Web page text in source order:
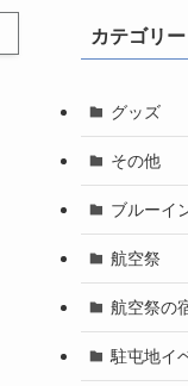
カテゴリー
グッズ
その他
ブルーイ
航空祭
航空祭の
駐屯地イ